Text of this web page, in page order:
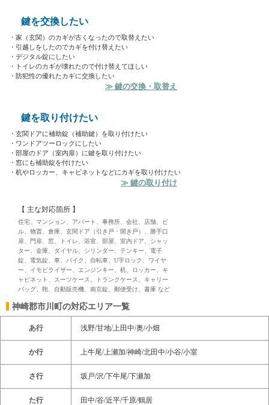
鍵を交換したい
・家（玄関）のカギが古くなったので取替えたい
・引越しをしたのでカギを付け替えたい
・デジタル錠にしたい
・トイレのカギが壊れたので付け替えてほしい
・防犯性の優れたカギに交換したい
≫ 鍵の交換・取替え
鍵を取り付けたい
・玄関ドアに補助錠（補助鍵）を取り付けたい
・ワンドアツーロックにしたい
・部屋のドア（室内扉）に鍵を取り付けたい
・窓にも補助錠を付けたい
・机やロッカー、キャビネットなどにカギを取り付けたい
≫ 鍵の取り付け
【 主な対応箇所 】
住宅、マンション、アパート、事務所、会社、店舗、ビ
ル、物置、倉庫、玄関ドア（引き戸・開き戸）、勝手口
扉、門扉、窓、トイレ、浴室、部屋、室内ドア、シャッ
ター、金庫、ダイヤル、シリンダー、テンキー、電子
錠、電気錠、車、バイク、自転車、U字ロック、ワイヤ
ー、イモビライザー、エンジンキー、机、ロッカー、キ
ャビネット、スーツケース、トランクケース、キャリー
バッグ、鞄、自動販売機、南京錠、郵便受け、書庫 など
神崎郡市川町の対応エリア一覧
あ行 浅野/甘地/上田中/奥/小畑
か行 上牛尾/上瀬加/神崎/北田中/小谷/小室
さ行 坂戸/沢/下牛尾/下瀬加
た行 田中/谷/近平/千原/鶴居